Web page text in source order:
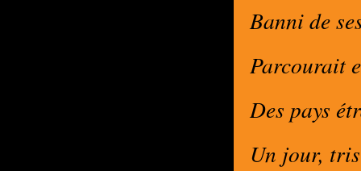
Banni de
Parcourait
Des pays
Un jour,